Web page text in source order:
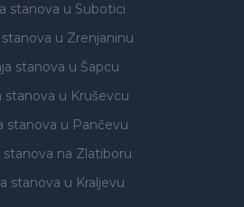
stanova u Subotici
u Zrenjaninu
stanova u Šapcu
stanova u Kruševcu
stanova u Pančevu
stanova na Zlatiboru
stanova u Kraljevu